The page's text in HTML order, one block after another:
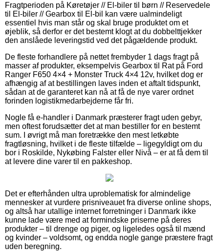
Fragtperioden på Køretøjer // El-biler til børn // Reservedele
til El-biler // Gearbox til El-bil kan være ualmindeligt
essentiel hvis man står og skal bruge produktet om et
øjeblik, så derfor er det bestemt klogt at du dobbelttjekker
den anslåede leveringstid ved det pågældende produkt.
De fleste forhandlere på nettet frembyder 1 dags fragt på
masser af produkter, eksempelvis Gearbox til Rat på Ford
Ranger F650 4×4 + Monster Truck 4×4 12v, hvilket dog er
afhængig af at bestillingen laves inden et aftalt tidspunkt,
sådan at de garanteret kan nå at få de nye varer ordnet
forinden logistikmedarbejderne får fri.
Nogle få e-handler i Danmark præsterer fragt uden gebyr,
men oftest forudsætter det at man bestiller for en bestemt
sum. I øvrigt må man foretrække den mest letkøbte
fragtløsning, hvilket i de fleste tilfælde – ligegyldigt om du
bor i Roskilde, Nykøbing Falster eller Nivå – er at få dem til
at levere dine varer til en pakkeshop.
Det er efterhånden ultra uproblematisk for almindelige
mennesker at vurdere prisniveauet fra diverse online shops,
og altså har utallige internet forretninger i Danmark ikke
kunne lade være med at formindske priserne på deres
produkter – til drenge og piger, og ligeledes også til mænd
og kvinder – voldsomt, og endda nogle gange præstere fragt
uden beregning.